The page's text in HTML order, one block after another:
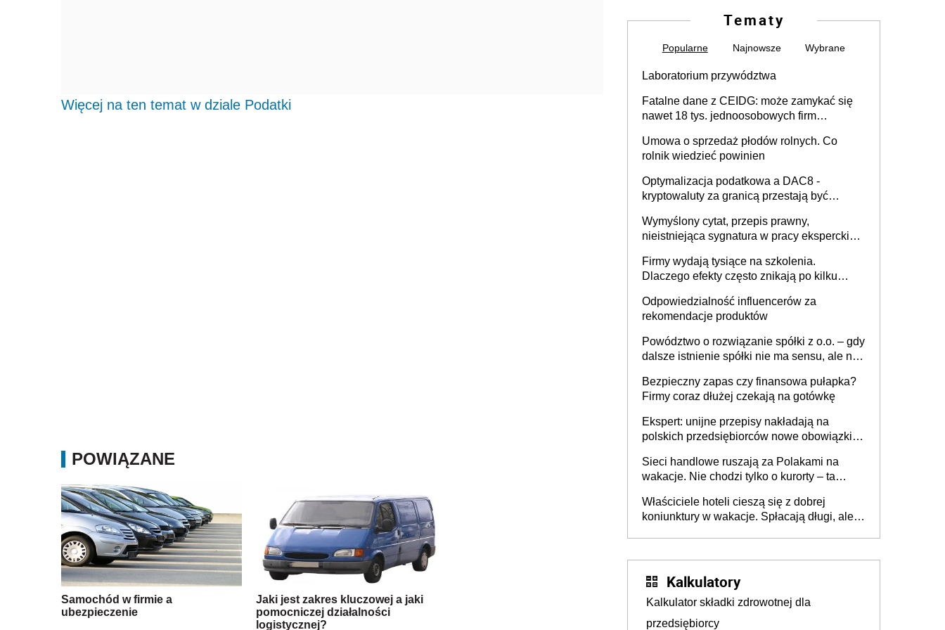
Więcej na ten temat w dziale Podatki
POWIĄZANE
Samochód w firmie a
ubezpieczenie
Jaki jest zakres kluczowej a jaki
pomocniczej działalności
logistycznej?
Tematy
Popularne Najnowsze Wybrane
Laboratorium przywództwa
Fatalne dane z CEIDG: może zamykać się
nawet 18 tys. jednoosobowych firm
Umowa o sprzedaż płodów rolnych. Co
rolnik wiedzieć powinien
Optymalizacja podatkowa a DAC8 -
kryptowaluty za granicą przestają być
Wymyślony cytat, przepis prawny,
nieistniejąca sygnatura w pracy eksperckiej -
firmie
Firmy wydają tysiące na szkolenia.
Dlaczego efekty często znikają po kilku
Odpowiedzialność influencerów za
rekomendacje produktów
Powództwo o rozwiązanie spółki z o.o. – gdy
dalsze istnienie spółki nie ma sensu, ale nie
Bezpieczny zapas czy finansowa pułapka?
Firmy coraz dłużej czekają na gotówkę
Ekspert: unijne przepisy nakładają na
polskich przedsiębiorców nowe obowiązki w
Sieci handlowe ruszają za Polakami na
wakacje. Nie chodzi tylko o kurorty – ta
tam, gdzie wielu spędzi urlop po cichu
Właściciele hoteli cieszą się z dobrej
koniunktury w wakacje. Spłacają długi, ale
Kalkulatory
Kalkulator składki zdrowotnej dla
przedsiębiorcy